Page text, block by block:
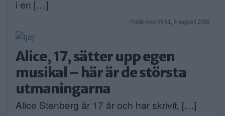
i en […]
Publicerad 09:51, 6 augusti 2026
Alice, 17, sätter upp egen
musikal – här är de största
utmaningarna
Alice Stenberg är 17 år och har skrivit, […]